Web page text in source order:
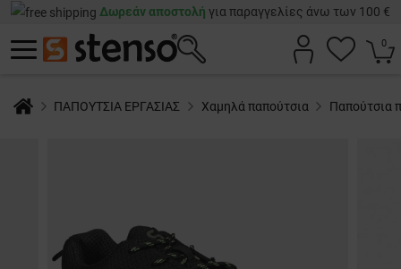
Δωρεάν αποστολή για παραγγελίες άνω των 100 €
0
ΠΑΠΟΥΤΣΙΑ ΕΡΓΑΣΙΑΣ Χαμηλά παπούτσια Παπούτσια